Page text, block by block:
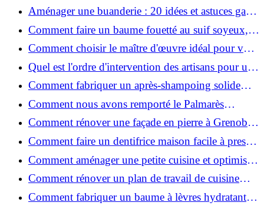
2026 ?
Aménager une buanderie : 20 idées et astuces gain
de place pour un espace fonctionnel et stylé
Comment faire un baume fouetté au suif soyeux,
fait maison ?
Comment choisir le maître d'œuvre idéal pour vos
travaux de rénovation ?
Quel est l'ordre d'intervention des artisans pour une
rénovation ?
Comment fabriquer un après-shampoing solide
naturel pour cheveux ?
Comment nous avons remporté le Palmarès
(Ré)HABITER 2025 : les coulisses du projet primé
?
Comment rénover une façade en pierre à Grenoble
: techniques, coûts et conseils
Comment faire un dentifrice maison facile à presser
?
Comment aménager une petite cuisine et optimiser
chaque centimètre carré ?
Comment rénover un plan de travail de cuisine
facilement : guide étape par étape
Comment fabriquer un baume à lèvres hydratant et